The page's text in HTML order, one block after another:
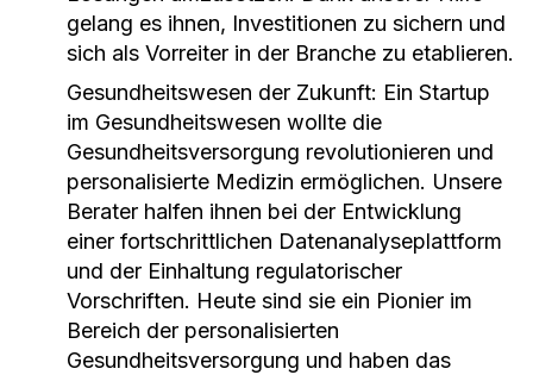
gelang es ihnen, Investitionen zu sichern und
sich als Vorreiter in der Branche zu etablieren.
Gesundheitswesen der Zukunft: Ein Startup
im Gesundheitswesen wollte die
Gesundheitsversorgung revolutionieren und
personalisierte Medizin ermöglichen. Unsere
Berater halfen ihnen bei der Entwicklung
einer fortschrittlichen Datenanalyseplattform
und der Einhaltung regulatorischer
Vorschriften. Heute sind sie ein Pionier im
Bereich der personalisierten
Gesundheitsversorgung und haben das